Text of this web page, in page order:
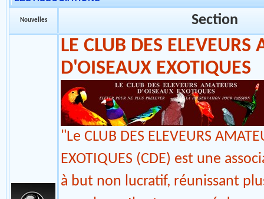
Modérateurs : l'Equipe
LES ASSOCIATIONS
Section
LE CLUB DES ELEVEURS
D'OISEAUX EXOTIQUES
"Le CLUB DES ELEVEURS